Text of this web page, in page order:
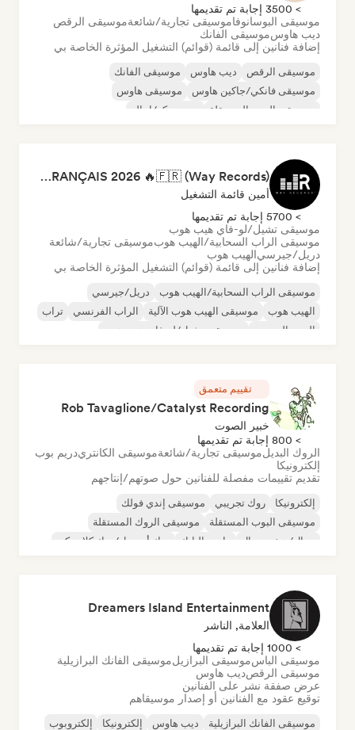
> 3500 إجابة تم تقديمها
موسيقى البوسانوفاموسيقى تجارية/شائعةموسيقى الرقص
ديب هاوسموسيقى الفانك
إضافة فنانين إلى قائمة (قوائم) التشغيل المؤثرة الخاصة بي
موسيقى الرقص ديب هاوس
موسيقى الفانك
موسيقى فانكي/جاكين هاوس
موسيقى هاوس
موسيقى البوب المستقلة
نيو ديسكو/إيتالو
RAP FRANÇAIS 2026 🔥🇫🇷 (Way Records)
أمين قائمة التشغيل
> 5700 إجابة تم تقديمها
موسيقى تشيل/لو-فاي هيب هوب
موسيقى الراب السحابية/الهيب هوبموسيقى تجارية/شائعة
دريل/جيرسيالهيب هوب
إضافة فنانين إلى قائمة (قوائم) التشغيل المؤثرة الخاصة بي
موسيقى الراب السحابية/الهيب هوب
دريل/جيرسي
الهيب هوب
موسيقى الهيب هوب الآلية الراب الفرنسي
تراب
البوب الحضري
موسيقى تشيل/لو-فاي هيب هوب
تقييم متعمق
Rob Tavaglione/Catalyst Recording
خبير الصوت
> 800 إجابة تم تقديمها
الروك البديلموسيقى تجارية/شائعةموسيقى الكانتريدريم بوب
إلكترونيكا
تقديم تقييمات مفصلة للفنانين حول صوتهم/إنتاجهم
إلكترونيكا روك تجريبي
موسيقى إندي فولك
موسيقى البوب المستقلة
موسيقى الروك المستقلة
ميتال/هيفي ميتال
ما بعد البانك روك أند رول/روك كلاسيكي
Dreamers Island Entertainment
العلامة, الناشر
> 1000 إجابة تم تقديمها
موسيقى الباسموسيقى البرازيلموسيقى الفانك البرازيلية
موسيقى الرقصديب هاوس
عرض صفقة نشر على الفنانين
توقيع عقود مع الفنانين أو إصدار موسيقاهم
موسيقى الفانك البرازيلية ديب هاوس إلكترونيكا
إلكتروبوب